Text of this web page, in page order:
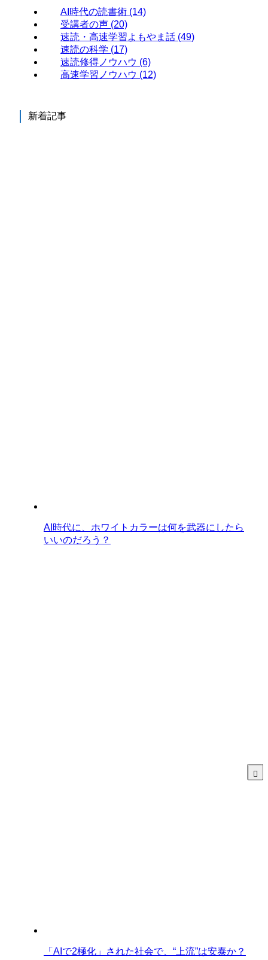
AI時代の読書術 (14)
受講者の声 (20)
速読・高速学習よもやま話 (49)
速読の科学 (17)
速読修得ノウハウ (6)
高速学習ノウハウ (12)
新着記事
AI時代に、ホワイトカラーは何を武器にしたら
いいのだろう？
「AIで2極化」された社会で、“上流”は安泰か？